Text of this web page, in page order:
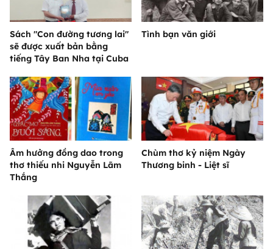
Sách "Con đường tương lai"
sẽ được xuất bản bằng
tiếng Tây Ban Nha tại Cuba
Tình bạn văn giới
Âm hưởng đồng dao trong
thơ thiếu nhi Nguyễn Lãm
Thắng
Chùm thơ kỷ niệm Ngày
Thương binh - Liệt sĩ